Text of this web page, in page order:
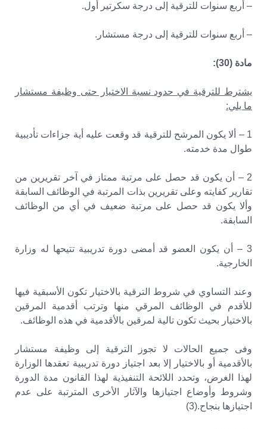
– أربع سنوات للترقية إلى درجة سكرتير أول.
– أربع سنوات للترقية إلى درجة مستشار.
مادة (30):
يشترط للترقية في حدود نسبة الاختيار حتى وظيفة مستشار
ما يلي:
1 – ألا يكون المرشح للترقية قد وقعت عليه أية جزاءات تأديبية
طوال مدة خدمته.
2 – أن يكون قد حصل على مرتبة ممتاز في آخر تقريرين من
تقارير كفايته وعلى تقريرين بذات المرتبة في الوظائف السابقة
وألا يكون قد حصل على مرتبة ضعيف في أي من الوظائف
السابقة.
3 – أن يكون العضو قد أمضى دورة تدريبية تتيحها له وزارة
الخارجية.
وعند التساوي في شروط الترقية بالاختيار تكون الأسبقية فيها
للأقدم في الوظائف المرقي منها وترتب أقدمية المرقين
بالاختيار بحيث تكون تالية لمرقين بالأقدمية في هذه الوظائف.
وفى جميع الحالات لا تجوز الترقية إلى وظيفة مستشار
بالأقدمية أو بالاختيار إلا بعد اجتياز دورة تدريبية تعقدها الوزارة
لهذا الغرض، وتحدد اللائحة التنفيذية لهذا القانون مدة الدورة
وشروط وأوضاع اجتيازها والآثار الأخرى المترتبة على عدم
اجتيازها بنجاح.(3)